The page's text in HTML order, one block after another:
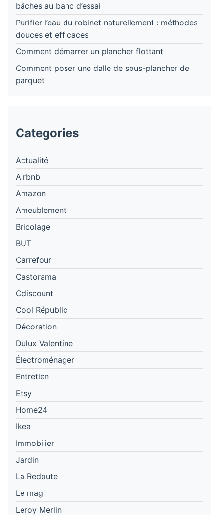
bâches au banc d’essai
Purifier l’eau du robinet naturellement : méthodes
douces et efficaces
Comment démarrer un plancher flottant
Comment poser une dalle de sous-plancher de
parquet
Categories
Actualité
Airbnb
Amazon
Ameublement
Bricolage
BUT
Carrefour
Castorama
Cdiscount
Cool Républic
Décoration
Dulux Valentine
Électroménager
Entretien
Etsy
Home24
Ikea
Immobilier
Jardin
La Redoute
Le mag
Leroy Merlin